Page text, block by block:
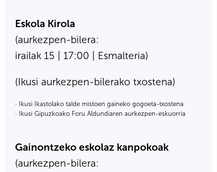
Eskola Kirola
(aurkezpen-bilera:
irailak 15 | 17:00 | Esmalteria)
(Ikusi aurkezpen-bilerako txostena)
· Ikusi Ikastolako talde mistoen gaineko gogoeta-txostena
· Ikusi Gipuzkoako Foru Aldundiaren aurkezpen-eskuorria
Gainontzeko eskolaz kanpokoak
(aurkezpen-bilera: